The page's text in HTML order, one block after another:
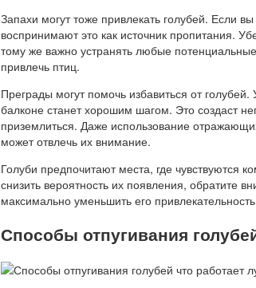
Запахи могут тоже привлекать голубей. Если
воспринимают это как источник пропитания.
тому же важно устранять любые
привлечь птиц.
Преграды могут помочь избавиться от
балконе станет хорошим шагом. Это создаст
приземлиться. Даже использование
может отвлечь их внимание.
Голуби предпочитают места, где чувствуются
снизить вероятность их появления, обратите
максимально уменьшить его
Способы отпугивания